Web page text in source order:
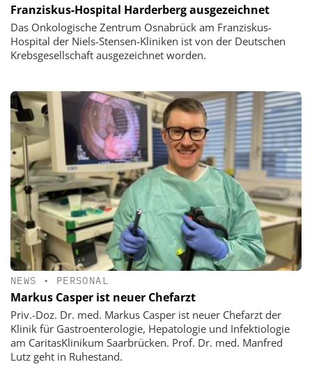
Franziskus-Hospital Harderberg ausgezeichnet
Das Onkologische Zentrum Osnabrück am Franziskus-
Hospital der Niels-Stensen-Kliniken ist von der Deutschen
Krebsgesellschaft ausgezeichnet worden.
NEWS • PERSONAL
Markus Casper ist neuer Chefarzt
Priv.-Doz. Dr. med. Markus Casper ist neuer Chefarzt der
Klinik für Gastroenterologie, Hepatologie und Infektiologie
am CaritasKlinikum Saarbrücken. Prof. Dr. med. Manfred
Lutz geht in Ruhestand.